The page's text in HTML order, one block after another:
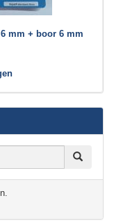
mm + boor 6 mm